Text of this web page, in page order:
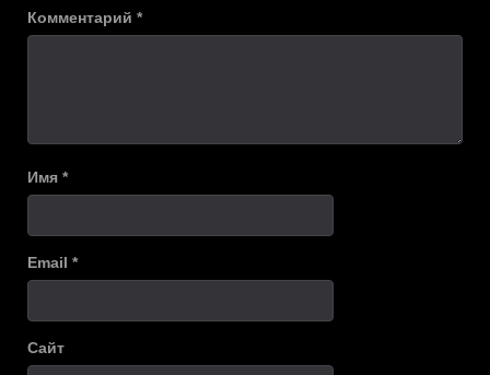
Комментарий *
Имя *
Email *
Сайт